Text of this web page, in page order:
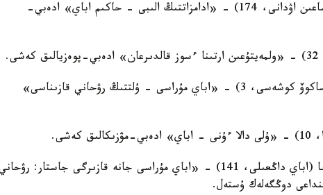
11:00, №24 كىتاپحانا (4-اينابۇلاق شاعىن اۋدانى، 174) - «ادامزاتتىڭ الىبى - حاكىم اباي» ادەبي-
11:00, №14 كىتاپحانا (ريمسكي-كورساكوۆ كوشەسى، 3) - «اباي مۇراسى - ۇلتتىڭ رۋحاني قازىناسى»
11:00, مۇحتار اۋەزوۆ اتىنداعى كىتاپحانا (اباي داڭعىلى، 141) - «اباي مۇراسى جانە قازىرگى جاستار:
دوڭگەلەك ۇستەل.